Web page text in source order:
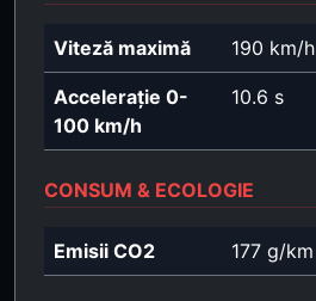
Viteză maximă 190 km/h
Accelerație 0-
100 km/h
10.6 s
CONSUM & ECOLOGIE
Emisii CO2 177 g/km